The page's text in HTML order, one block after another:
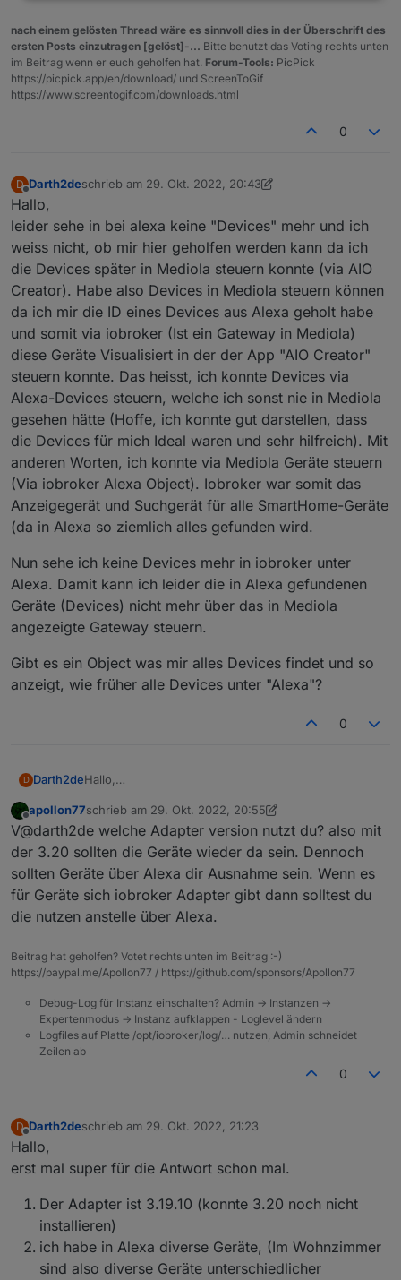
leider kann ich den 1er nicht mit schalten testen
- ist in anderem ort und hat auch keine smart-
devices
nach einem gelösten Thread wäre es sinnvoll dies in der Überschrift des
ersten Posts einzutragen [gelöst]-... Bitte benutzt das Voting rechts unten
im Beitrag wenn er euch geholfen hat. Forum-Tools: PicPick
https://picpick.app/en/download/ und ScreenToGif
https://www.screentogif.com/downloads.html
0
D
Offline
Darth2deschrieb am 29. Okt. 2022, 20:43
zuletzt editiert von Darth2de
Hallo,
leider sehe in bei alexa keine "Devices" mehr und ich
weiss nicht, ob mir hier geholfen werden kann da ich
die Devices später in Mediola steuern konnte (via AIO
Creator). Habe also Devices in Mediola steuern können
da ich mir die ID eines Devices aus Alexa geholt habe
und somit via iobroker (Ist ein Gateway in Mediola)
diese Geräte Visualisiert in der der App "AIO Creator"
steuern konnte. Das heisst, ich konnte Devices via
Alexa-Devices steuern, welche ich sonst nie in Mediola
gesehen hätte (Hoffe, ich konnte gut darstellen, dass
die Devices für mich Ideal waren und sehr hilfreich). Mit
anderen Worten, ich konnte via Mediola Geräte steuern
(Via iobroker Alexa Object). Iobroker war somit das
Anzeigegerät und Suchgerät für alle SmartHome-Geräte
(da in Alexa so ziemlich alles gefunden wird.
Nun sehe ich keine Devices mehr in iobroker unter
Alexa. Damit kann ich leider die in Alexa gefundenen
Geräte (Devices) nicht mehr über das in Mediola
angezeigte Gateway steuern.
Gibt es ein Object was mir alles Devices findet und so
anzeigt, wie früher alle Devices unter "Alexa"?
0
D Darth2deHallo,
weiss nicht, ob mir hier geholfen werden kann da ich
die Devices später in Mediola steuern konnte (via
AIO Creator). Habe also Devices in Mediola steuern
geholt habe und somit via iobroker (Ist ein Gateway
in Mediola) diese Geräte Visualisiert in der der App
"AIO Creator" steuern konnte. Das heisst, ich konnte
nie in Mediola gesehen hätte (Hoffe, ich konnte gut
darstellen, dass die Devices für mich Ideal waren und
sehr hilfreich). Mit anderen Worten, ich konnte via
Mediola Geräte steuern (Via iobroker Alexa Object).
Iobroker war somit das Anzeigegerät und Suchgerät
für alle SmartHome-Geräte (da in Alexa so ziemlich
alles gefunden wird.
Nun sehe ich keine Devices mehr in iobroker unter
Alexa. Damit kann ich leider die in Alexa gefundenen
Geräte (Devices) nicht mehr über das in Mediola
angezeigte Gateway steuern.
Gibt es ein Object was mir alles Devices findet und
so anzeigt, wie früher alle Devices unter "Alexa"?
Offline
apollon77schrieb am 29. Okt. 2022, 20:55
zuletzt editiert von apollon77
V@darth2de welche Adapter version nutzt du? also mit
der 3.20 sollten die Geräte wieder da sein. Dennoch
sollten Geräte über Alexa dir Ausnahme sein. Wenn es
für Geräte sich iobroker Adapter gibt dann solltest du
die nutzen anstelle über Alexa.
Beitrag hat geholfen? Votet rechts unten im Beitrag :-)
https://paypal.me/Apollon77 / https://github.com/sponsors/Apollon77
Debug-Log für Instanz einschalten? Admin -> Instanzen ->
Expertenmodus -> Instanz aufklappen - Loglevel ändern
Logfiles auf Platte /opt/iobroker/log/… nutzen, Admin schneidet
Zeilen ab
0
D
Offline
Darth2deschrieb am 29. Okt. 2022, 21:23
zuletzt editiert von
Hallo,
erst mal super für die Antwort schon mal.
Der Adapter ist 3.19.10 (konnte 3.20 noch nicht
installieren)
ich habe in Alexa diverse Geräte, (Im Wohnzimmer
sind also diverse Geräte unterschiedlicher